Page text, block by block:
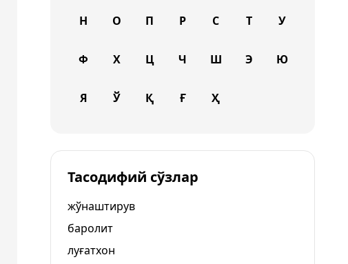
Н О П Р С Т У
Ф Х Ц Ч Ш Э Ю
Я Ў Қ Ғ Ҳ
Тасодифий сўзлар
жўнаштирув
баролит
луғатхон